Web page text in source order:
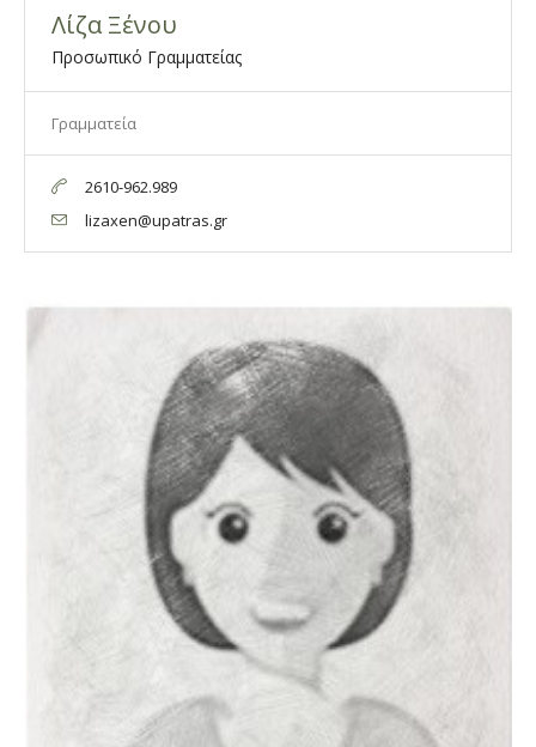
Λίζα Ξένου
Προσωπικό Γραμματείας
Γραμματεία
2610-962.989
lizaxen@upatras.gr